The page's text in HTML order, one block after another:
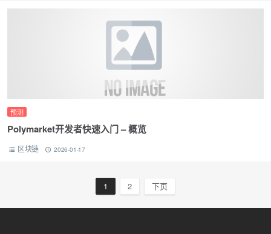
预测
Polymarket开发者快速入门 – 概览
区块链 2026-01-17
1 2 下页